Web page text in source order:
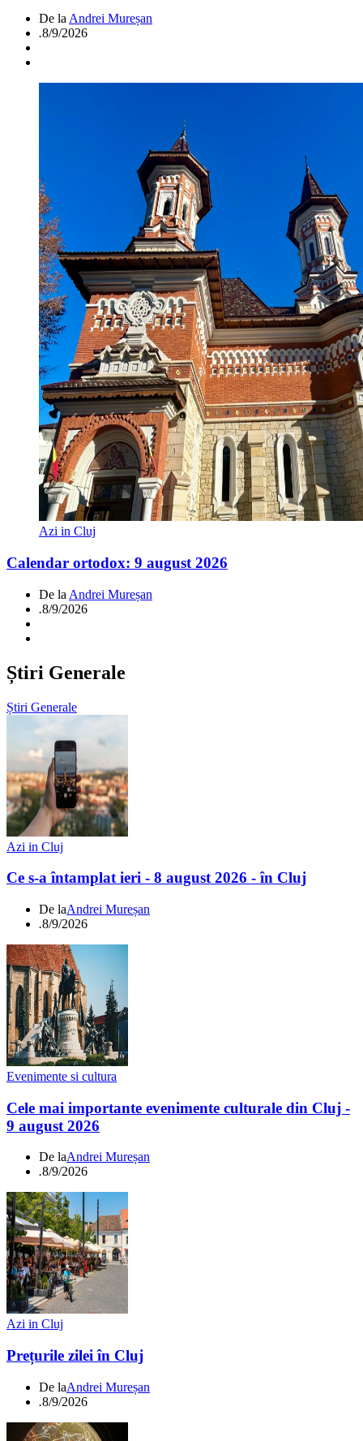
De la Andrei Mureșan
.8/9/2026
Azi in Cluj
Calendar ortodox: 9 august 2026
De la Andrei Mureșan
.8/9/2026
Știri Generale
Știri Generale
Azi in Cluj
Ce s-a întamplat ieri - 8 august 2026 - în Cluj
De laAndrei Mureșan
.8/9/2026
Evenimente si cultura
Cele mai importante evenimente culturale din Cluj -
9 august 2026
De laAndrei Mureșan
.8/9/2026
Azi in Cluj
Prețurile zilei în Cluj
De laAndrei Mureșan
.8/9/2026